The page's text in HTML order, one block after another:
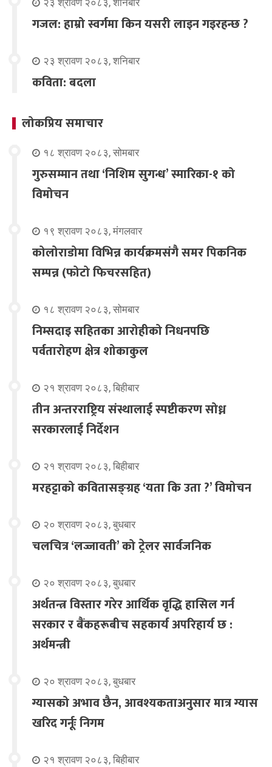
२३ श्रावण २०८३, शनिबार
गजल: हाम्रो स्वर्गमा किन यसरी लाइन गइरहन्छ ?
२३ श्रावण २०८३, शनिबार
कविता: बदला
लोकप्रिय समाचार
१८ श्रावण २०८३, सोमबार
गुरुसम्मान तथा ‘निशिम सुगन्ध’ स्मारिका-१ को
विमोचन
१९ श्रावण २०८३, मंगलवार
कोलोराडोमा विभिन्न कार्यक्रमसंगै समर पिकनिक
सम्पन्न (फोटो फिचरसहित)
१८ श्रावण २०८३, सोमबार
निम्सदाइ सहितका आरोहीको निधनपछि
पर्वतारोहण क्षेत्र शोकाकुल
२१ श्रावण २०८३, बिहीबार
तीन अन्तरराष्ट्रिय संस्थालाई स्पष्टीकरण सोध्न
सरकारलाई निर्देशन
२१ श्रावण २०८३, बिहीबार
मरहट्टाको कवितासङ्ग्रह ‘यता कि उता ?’ विमोचन
२० श्रावण २०८३, बुधबार
चलचित्र ‘लज्जावती’ को ट्रेलर सार्वजनिक
२० श्रावण २०८३, बुधबार
अर्थतन्त्र विस्तार गरेर आर्थिक वृद्धि हासिल गर्न
सरकार र बैंकहरूबीच सहकार्य अपरिहार्य छ :
अर्थमन्त्री
२० श्रावण २०८३, बुधबार
ग्यासको अभाव छैन, आवश्यकताअनुसार मात्र ग्यास
खरिद गर्नूः निगम
२१ श्रावण २०८३, बिहीबार